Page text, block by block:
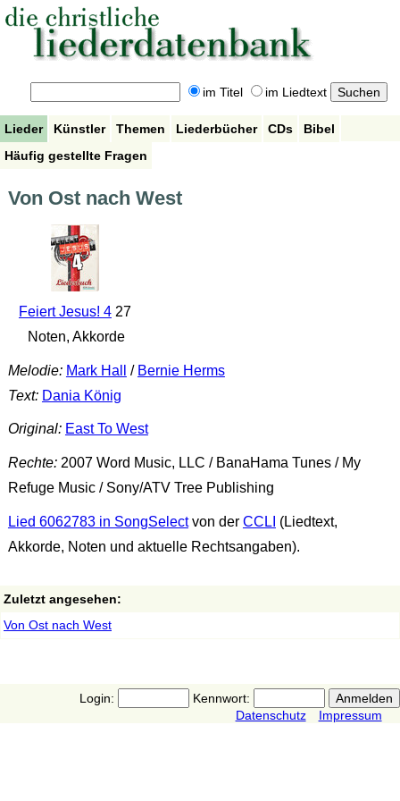
im Titel im Liedtext
Lieder Künstler Themen Liederbücher CDs
Bibel
Häufig gestellte Fragen
Von Ost nach West
Feiert Jesus! 427
Noten, Akkorde
Melodie: Mark Hall / Bernie Herms
Text: Dania König
Original: East To West
Rechte:2007 Word Music, LLC / BanaHama Tunes / My
Refuge Music / Sony/ATV Tree Publishing
Lied 6062783 in SongSelectvon der CCLI (Liedtext,
Akkorde, Noten und aktuelle Rechtsangaben).
Zuletzt angesehen:
Von Ost nach West
Login:
Kennwort:
Datenschutz
Impressum